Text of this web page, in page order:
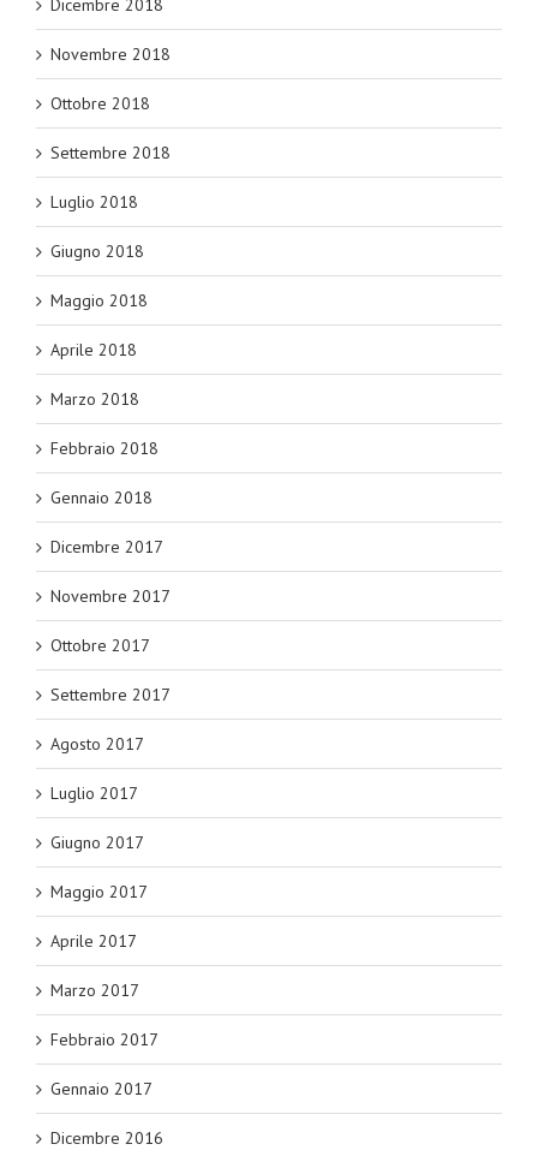
Dicembre 2018
Novembre 2018
Ottobre 2018
Settembre 2018
Luglio 2018
Giugno 2018
Maggio 2018
Aprile 2018
Marzo 2018
Febbraio 2018
Gennaio 2018
Dicembre 2017
Novembre 2017
Ottobre 2017
Settembre 2017
Agosto 2017
Luglio 2017
Giugno 2017
Maggio 2017
Aprile 2017
Marzo 2017
Febbraio 2017
Gennaio 2017
Dicembre 2016